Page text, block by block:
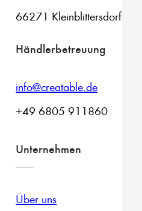
66271 Kleinblittersdorf
Händlerbetreuung
info@creatable.de
+49 6805 911860
Unternehmen
Über uns